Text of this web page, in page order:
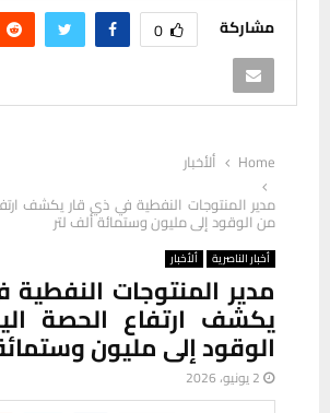
مشاركة 0
Home
ألأخبار
مدير المنتوجات النفطية في ذي قار يكشف
من الوقود إلى مليون وستمائة ألف لتر
أخبار الناصرية ألأخبار
مدير المنتوجات
يكشف ارتفاع الحصة
الوقود إلى مليون
2 يونيو، 2026